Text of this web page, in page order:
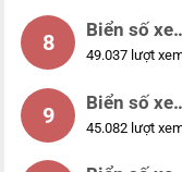
8
Biển số xe
77777
49.037 lượt
9
Biển số xe
55555
45.082 lượt